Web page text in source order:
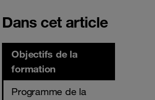
Dans cet article
Objectifs de la
formation
Programme de la